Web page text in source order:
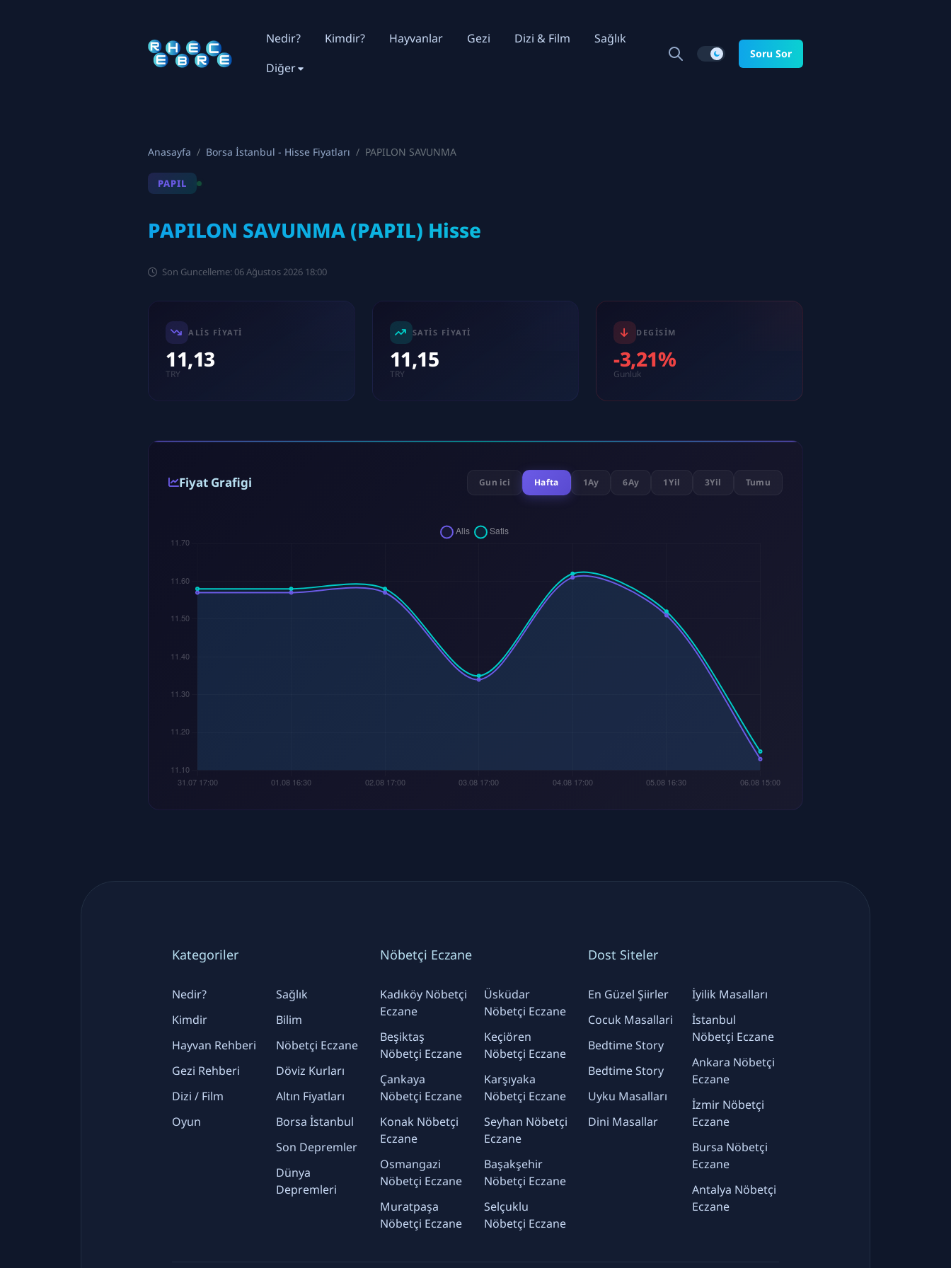
Nedir? Kimdir? Hayvanlar Gezi Dizi & Film
Sağlık
Diğer
Soru Sor
Anasayfa Borsa İstanbul - Hisse Fiyatları PAPILON SAVUNMA
PAPIL
PAPILON SAVUNMA (PAPIL) Hisse
Son Guncelleme: 06 Ağustos 2026 18:00
ALIS FIYATI
11,13
TRY
SATIS FIYATI
11,15
TRY
DEGISIM
-3,21%
Gunluk
Fiyat Grafigi Gun ici Hafta 1Ay 6Ay 1Yil 3Yil Tumu
Kategoriler
Nedir?
Kimdir
Hayvan Rehberi
Gezi Rehberi
Dizi / Film
Oyun
Sağlık
Bilim
Nöbetçi Eczane
Döviz Kurları
Altın Fiyatları
Borsa İstanbul
Son Depremler
Dünya
Depremleri
Nöbetçi Eczane
Kadıköy Nöbetçi
Eczane
Beşiktaş
Nöbetçi Eczane
Çankaya
Nöbetçi Eczane
Konak Nöbetçi
Eczane
Osmangazi
Nöbetçi Eczane
Muratpaşa
Nöbetçi Eczane
Üsküdar
Nöbetçi Eczane
Keçiören
Nöbetçi Eczane
Karşıyaka
Nöbetçi Eczane
Seyhan Nöbetçi
Eczane
Başakşehir
Nöbetçi Eczane
Selçuklu
Nöbetçi Eczane
Dost Siteler
En Güzel Şiirler
Cocuk Masallari
Bedtime Story
Bedtime Story
Uyku Masalları
Dini Masallar
İyilik Masalları
İstanbul
Nöbetçi Eczane
Ankara Nöbetçi
Eczane
İzmir Nöbetçi
Eczane
Bursa Nöbetçi
Eczane
Antalya Nöbetçi
Eczane